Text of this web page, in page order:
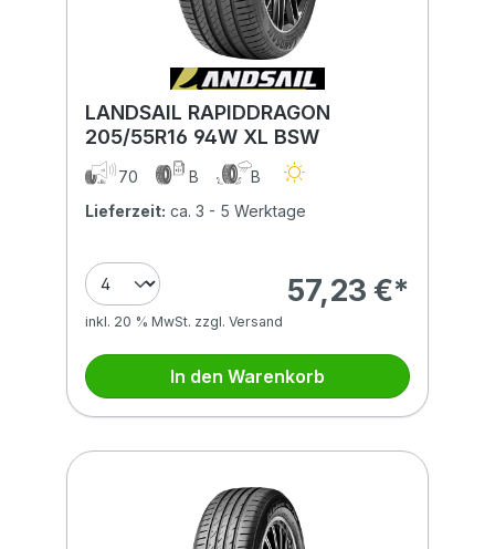
LANDSAIL RAPIDDRAGON
205/55R16 94W XL BSW
70 B
B
Lieferzeit: ca. 3 - 5 Werktage
57,23 €*
inkl. 20 % MwSt. zzgl. Versand
In den Warenkorb